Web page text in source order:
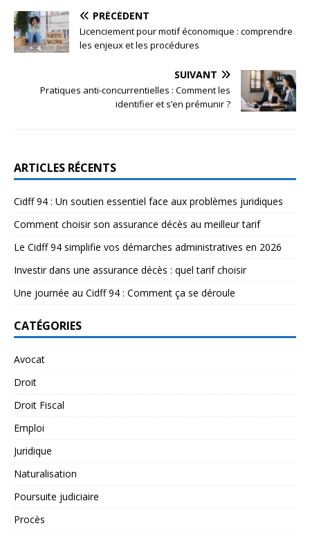
PRÉCÉDENT
Licenciement pour motif économique : comprendre
les enjeux et les procédures
SUIVANT
Pratiques anti-concurrentielles : Comment les
identifier et s’en prémunir ?
ARTICLES RÉCENTS
Cidff 94 : Un soutien essentiel face aux problèmes juridiques
Comment choisir son assurance décès au meilleur tarif
Le Cidff 94 simplifie vos démarches administratives en 2026
Investir dans une assurance décès : quel tarif choisir
Une journée au Cidff 94 : Comment ça se déroule
CATÉGORIES
Avocat
Droit
Droit Fiscal
Emploi
Juridique
Naturalisation
Poursuite judiciaire
Procès